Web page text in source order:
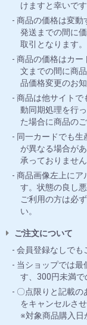
けますと幸いです
商品の価格は変動
発送までの間に
取引となります。
商品の価格はカー
文までの間に商
品価格変更のお
商品は他サイトで
動同期処理を行
た場合に商品の
同一カードでも
が異なる場合が
承っておりません
商品画像左上にア
す。状態の良し
ご利用の方は必
い。
ご注文について
会員登録なしでも
当ショップでは最
す、300円未満で
〇点限りと記載の
をキャンセルさ
※対象商品購入日